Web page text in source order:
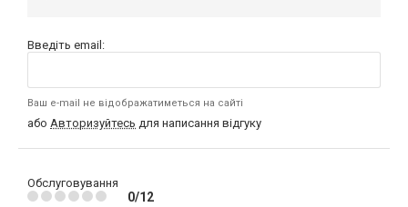
Введіть email:
Ваш e-mail не відображатиметься на сайті
або Авторизуйтесь для написання відгуку
Обслуговування
0/12